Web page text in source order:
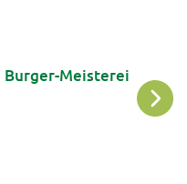
Burger-Meisterei